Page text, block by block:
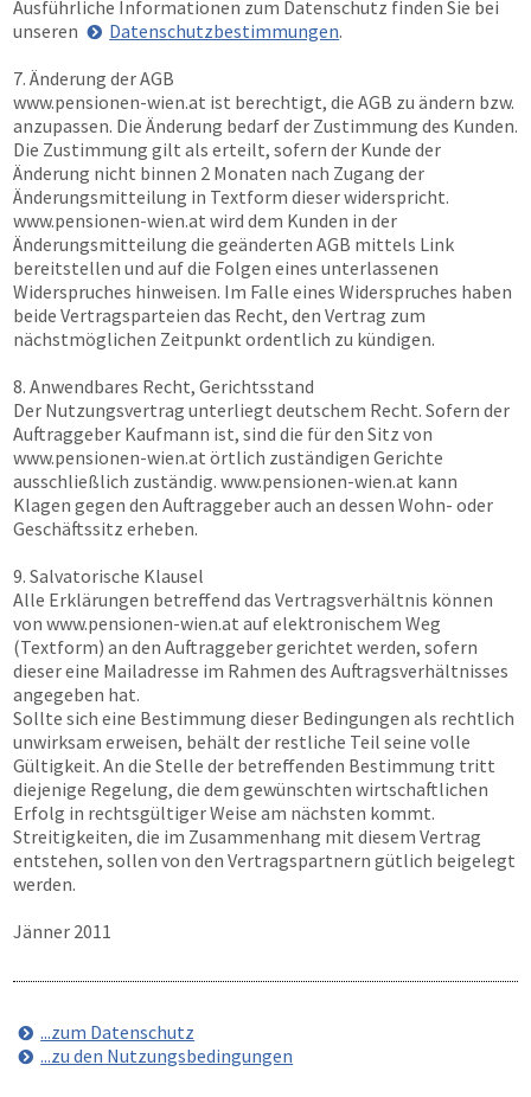
Ausführliche Informationen zum Datenschutz finden Sie bei
unseren
Datenschutzbestimmungen.
7. Änderung der AGB
www.pensionen-wien.at ist berechtigt, die AGB zu ändern bzw.
anzupassen. Die Änderung bedarf der Zustimmung des Kunden.
Die Zustimmung gilt als erteilt, sofern der Kunde der
Änderung nicht binnen 2 Monaten nach Zugang der
Änderungsmitteilung in Textform dieser widerspricht.
www.pensionen-wien.at wird dem Kunden in der
Änderungsmitteilung die geänderten AGB mittels Link
bereitstellen und auf die Folgen eines unterlassenen
Widerspruches hinweisen. Im Falle eines Widerspruches haben
beide Vertragsparteien das Recht, den Vertrag zum
nächstmöglichen Zeitpunkt ordentlich zu kündigen.
8. Anwendbares Recht, Gerichtsstand
Der Nutzungsvertrag unterliegt deutschem Recht. Sofern der
Auftraggeber Kaufmann ist, sind die für den Sitz von
www.pensionen-wien.at örtlich zuständigen Gerichte
ausschließlich zuständig. www.pensionen-wien.at kann
Klagen gegen den Auftraggeber auch an dessen Wohn- oder
Geschäftssitz erheben.
9. Salvatorische Klausel
Alle Erklärungen betreffend das Vertragsverhältnis können
von www.pensionen-wien.at auf elektronischem Weg
(Textform) an den Auftraggeber gerichtet werden, sofern
dieser eine Mailadresse im Rahmen des Auftragsverhältnisses
angegeben hat.
Sollte sich eine Bestimmung dieser Bedingungen als rechtlich
unwirksam erweisen, behält der restliche Teil seine volle
Gültigkeit. An die Stelle der betreffenden Bestimmung tritt
diejenige Regelung, die dem gewünschten wirtschaftlichen
Erfolg in rechtsgültiger Weise am nächsten kommt.
Streitigkeiten, die im Zusammenhang mit diesem Vertrag
entstehen, sollen von den Vertragspartnern gütlich beigelegt
werden.
Jänner 2011
...zum Datenschutz
...zu den Nutzungsbedingungen